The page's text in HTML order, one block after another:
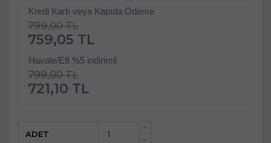
Kredi Kartı veya Kapıda Ödeme
799,00 TL
759,05 TL
Havale/Eft %5 indirimli
799,00 TL
721,10 TL
+
ADET